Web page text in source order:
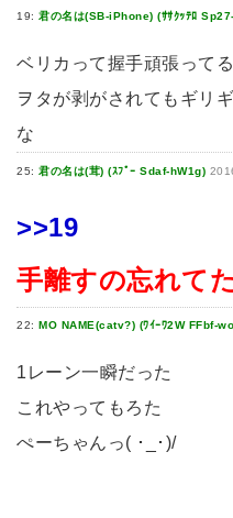
19: 君の名は(SB-iPhone) (ｻｻｸｯﾃﾛ
ベリカって握手頑張って
ヲタが剥がされてもギリ
な
25: 君の名は(茸) (ｽﾌﾟｰ Sdaf-hW1g)
>>19
手離すの忘れて
22: MO NAME(catv?) (ﾜｲｰﾜ2W FFbf-
1レーン一瞬だった
これやってもろた
ぺーちゃんっ( ･_･)/